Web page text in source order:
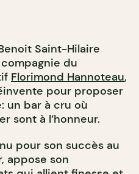
Saint-Hilaire
du
Florimond Hannoteau,
pour proposer
un bar à cru où
sont à l’honneur.
pour son succès au
appose son